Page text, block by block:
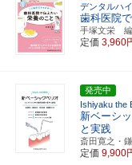
デンタルハ
歯科医院
手塚文栄
定価 3,960
発売中
Ishiyaku the
新ベーシ
と実践
斎田寛之・
定価 9,900